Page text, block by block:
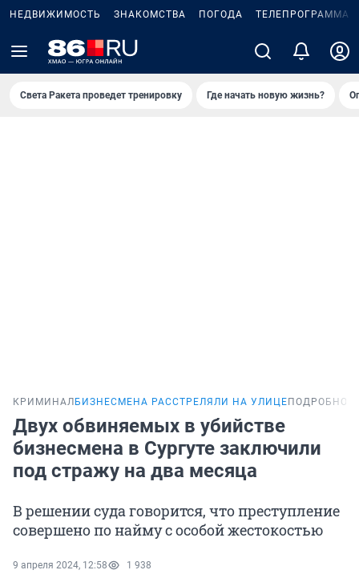
НЕДВИЖИМОСТЬ ЗНАКОМСТВА ПОГОДА ТЕЛЕПРОГРАММА
Света Ракета проведет тренировку Где начать новую жизнь?
КРИМИНАЛ БИЗНЕСМЕНА РАССТРЕЛЯЛИ НА УЛИЦЕ
Двух обвиняемых в убийстве
бизнесмена в Сургуте заключили
под стражу на два месяца
В решении суда говорится, что преступление
совершено по найму с особой жестокостью
9 апреля 2024, 12:58 1 938